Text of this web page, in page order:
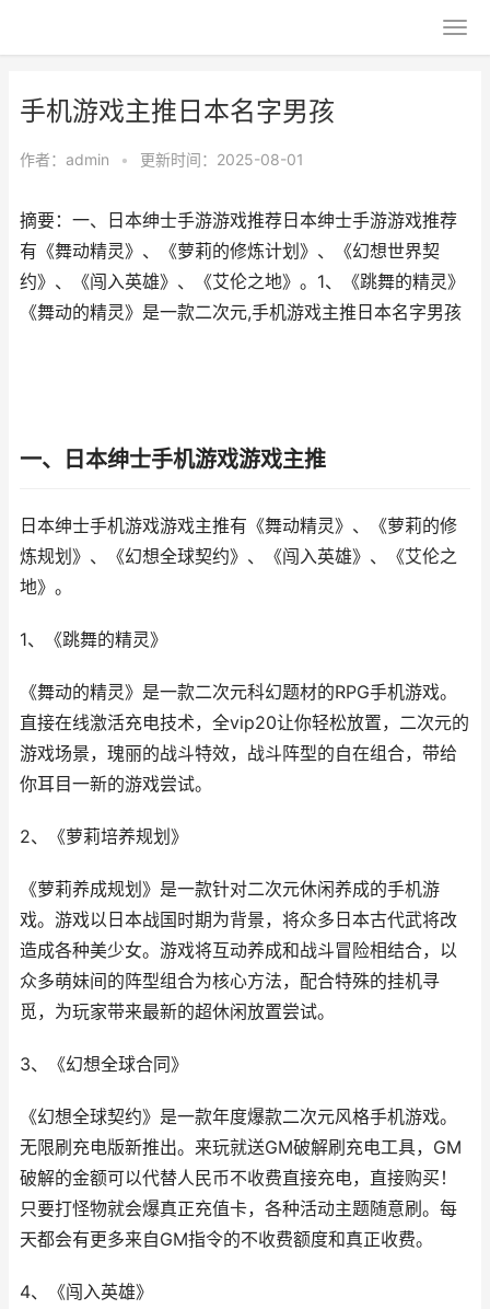
手机游戏主推日本名字男孩
作者： admin • 更新时间：2025-08-01
摘要：一、日本绅士手游游戏推荐日本绅士手游游戏推荐
有《舞动精灵》、《萝莉的修炼计划》、《幻想世界契
约》、《闯入英雄》、《艾伦之地》。1、《跳舞的精灵》
《舞动的精灵》是一款二次元,手机游戏主推日本名字男孩
一、日本绅士手机游戏游戏主推
日本绅士手机游戏游戏主推有《舞动精灵》、《萝莉的修
炼规划》、《幻想全球契约》、《闯入英雄》、《艾伦之
地》。
1、《跳舞的精灵》
《舞动的精灵》是一款二次元科幻题材的RPG手机游戏。
直接在线激活充电技术，全vip20让你轻松放置，二次元的
游戏场景，瑰丽的战斗特效，战斗阵型的自在组合，带给
你耳目一新的游戏尝试。
2、《萝莉培养规划》
《萝莉养成规划》是一款针对二次元休闲养成的手机游
戏。游戏以日本战国时期为背景，将众多日本古代武将改
造成各种美少女。游戏将互动养成和战斗冒险相结合，以
众多萌妹间的阵型组合为核心方法，配合特殊的挂机寻
觅，为玩家带来最新的超休闲放置尝试。
3、《幻想全球合同》
《幻想全球契约》是一款年度爆款二次元风格手机游戏。
无限刷充电版新推出。来玩就送GM破解刷充电工具，GM
破解的金额可以代替人民币不收费直接充电，直接购买！
只要打怪物就会爆真正充值卡，各种活动主题随意刷。每
天都会有更多来自GM指令的不收费额度和真正收费。
4、《闯入英雄》